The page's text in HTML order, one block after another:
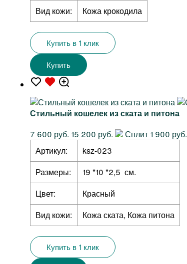
Вид кожи:
Кожа крокодила
Купить в 1 клик
Купить
Стильный кошелек из ската и питона
7 600 руб. 15 200 руб.
Сплит 1 900 руб.
Артикул:
ksz-023
Размеры:
19 *10 *2,5 см.
Цвет:
Красный
Вид кожи:
Кожа ската, Кожа питона
Купить в 1 клик